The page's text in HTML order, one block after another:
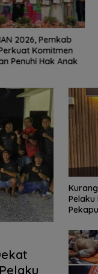
HSS,
Kalsel Dorong
Musyawarah
Pelaku